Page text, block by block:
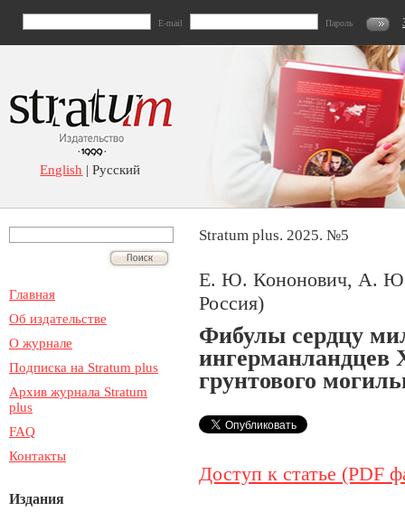
E-mail Пароль
English | Русский
Главная
Об издательстве
О журнале
Подписка на Stratum plus
Архив журнала Stratum
plus
FAQ
Контакты
Издания
Stratum plus. 2025. №5
Е. Ю. Кононович, А. Ю.
Россия)
Фибулы сердцу
грунтового
Доступ к статье (PDF